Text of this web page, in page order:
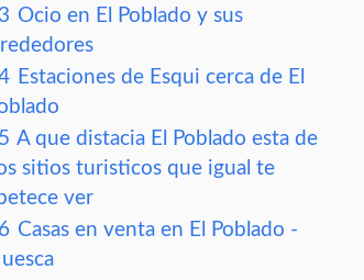
Ocio en El Poblado y sus
Estaciones de Esqui cerca de El
A que distacia El Poblado esta de
sitios turisticos que igual te
ver
Casas en venta en El Poblado -